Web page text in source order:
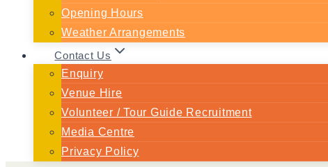
Opening Hours
Weather Arrangements
Contact Us
Enquiry
Venue Hire
Volunteer / Tour Guide Recruitment
Media Centre
Privacy Policy